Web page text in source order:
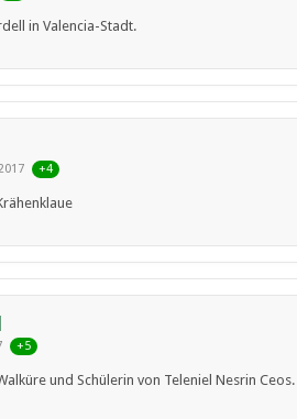
in Valencia-Stadt.
+4
+5
und Schülerin von Teleniel Nesrin Ceos.